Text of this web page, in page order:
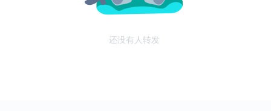
还没有人转发